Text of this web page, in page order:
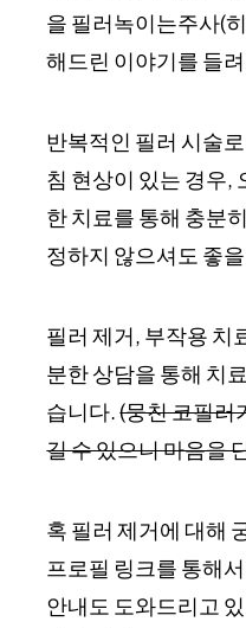
을 필러녹이는주사(
해드린 이야기를 들
반복적인 필러 시술
침 현상이 있는 경우,
한 치료를 통해 충분
정하지 않으셔도 좋
필러 제거, 부작용 치
분한 상담을 통해 치
습니다.(뭉친 코필러
길 수 있으니 마음을
혹 필러 제거에 대해
프로필 링크를 통해
안내도 도와드리고